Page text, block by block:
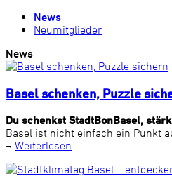
News
Neumitglieder
News
Basel schenken, Puzzle
Du schenkst StadtBonBasel,
Basel ist nicht einfach ein Punkt
¬ Weiterlesen